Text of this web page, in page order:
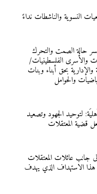
النسوية والناشطات نداءً
حالة الصمت والتحرك
والأسرى الفلسطينيات/
بحق أبناء وبنات
والحوامل
لتوحيد الجهود وتصعيد
قضية المعتقلات
جانب عائلات المعتقلات
هذا الاستهداف الذي يهدف